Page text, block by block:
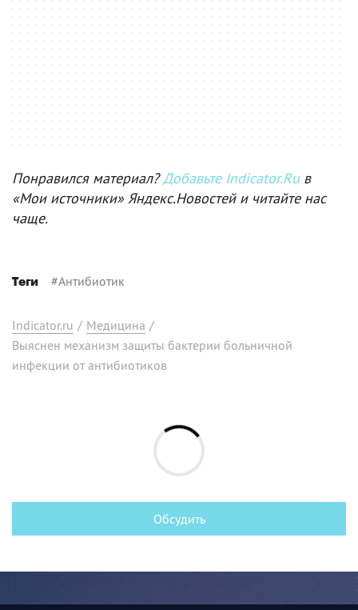
Понравился материал?Добавьте Indicator.Ruв
«Мои источники» Яндекс.Новостей и читайте нас
чаще.
Теги #Антибиотик
Indicator.ru / Медицина /
Выяснен механизм защиты бактерии больничной
инфекции от антибиотиков
Обсудить